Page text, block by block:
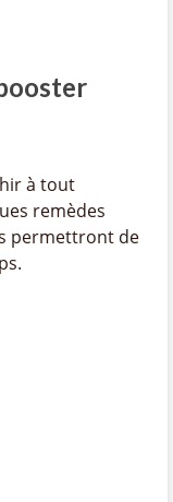
à tout
remèdes
permettront de